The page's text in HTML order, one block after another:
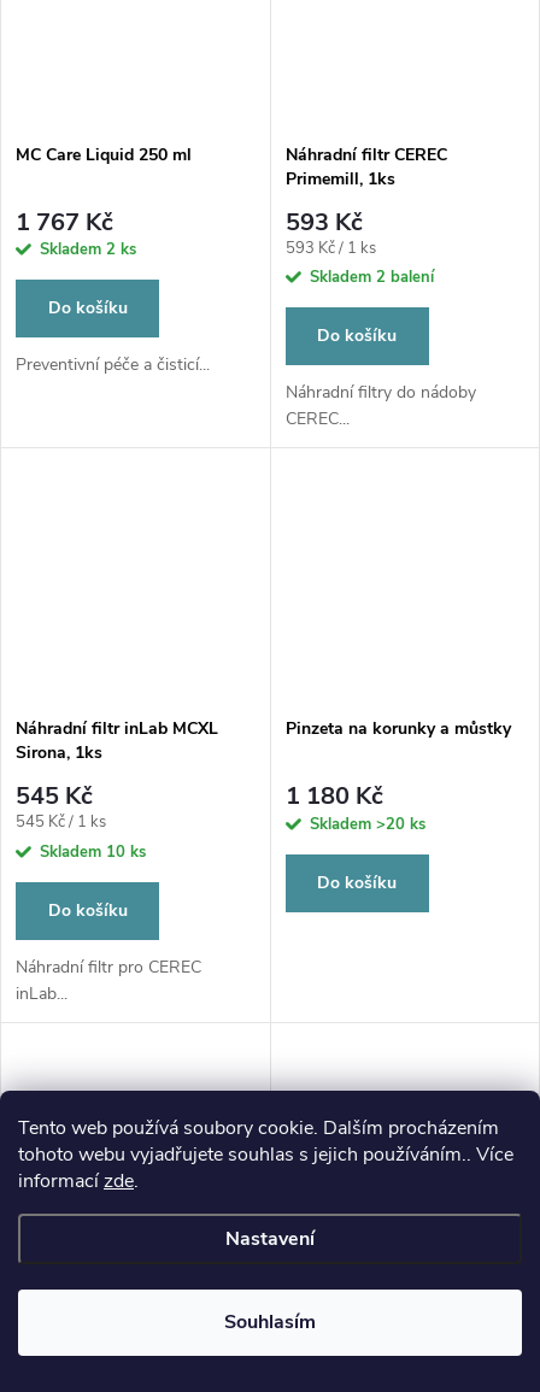
Tento web používá soubory cookie. Dalším procházením
tohoto webu vyjadřujete souhlas s jejich používáním.. Více
informacízde.
Nastavení
Souhlasím
MC Care Liquid 250 ml
1 767 Kč
Skladem 2 ks
Do košíku
Preventivní péče a čisticí...
Náhradní filtr CEREC
Primemill, 1ks
593 Kč
Měrná
cena:
593 Kč / 1 ks
Skladem 2 balení
Do košíku
Náhradní filtry do nádoby
CEREC...
Náhradní filtr inLab MCXL
Sirona, 1ks
545 Kč
Měrná
cena:
545 Kč / 1 ks
Skladem 10 ks
Do košíku
Náhradní filtr pro CEREC
inLab...
Pinzeta na korunky a můstky
1 180 Kč
Skladem >20 ks
Do košíku